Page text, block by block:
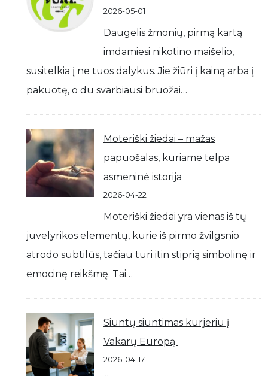
2026-05-01
Daugelis žmonių, pirmą kartą
imdamiesi nikotino maišelio,
susitelkia į ne tuos dalykus. Jie žiūri į kainą arba į
pakuotę, o du svarbiausi bruožai…
Moteriški žiedai – mažas
papuošalas, kuriame telpa
asmeninė istorija
2026-04-22
Moteriški žiedai yra vienas iš tų
juvelyrikos elementų, kurie iš pirmo žvilgsnio
atrodo subtilūs, tačiau turi itin stiprią simbolinę ir
emocinę reikšmę. Tai…
Siuntų siuntimas kurjeriu į
Vakarų Europą
2026-04-17